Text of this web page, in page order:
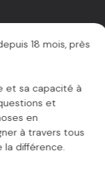
18 mois, près
capacité à
et
en
travers tous